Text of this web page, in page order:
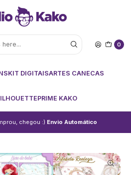
0
KIT DIGITAISARTES CANECAS
PRIME KAKO
chegou :) Envio Automático